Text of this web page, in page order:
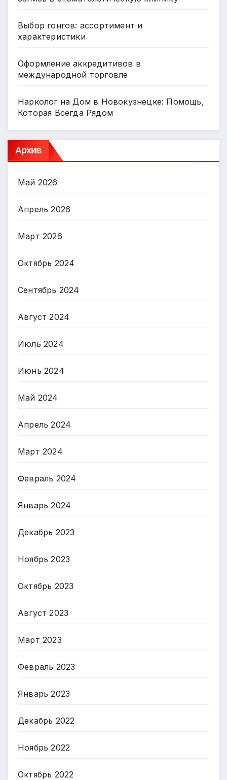
Выбор гонгов: ассортимент и
характеристики
Оформление аккредитивов в
международной торговле
Нарколог на Дом в Новокузнецке: Помощь,
Которая Всегда Рядом
Архив
Май 2026
Апрель 2026
Март 2026
Октябрь 2024
Сентябрь 2024
Август 2024
Июль 2024
Июнь 2024
Май 2024
Апрель 2024
Март 2024
Февраль 2024
Январь 2024
Декабрь 2023
Ноябрь 2023
Октябрь 2023
Август 2023
Март 2023
Февраль 2023
Январь 2023
Декабрь 2022
Ноябрь 2022
Октябрь 2022